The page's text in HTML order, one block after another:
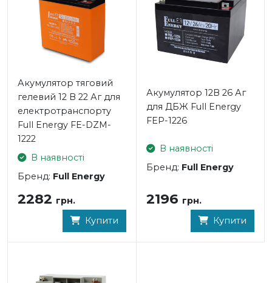
протипожежних системах тощо.
- Довга експлуатація: Не втрачає ємності протягом
тривалого терміну служби
- Продуктивність: Висока енергоємність та велика
Акумулятор тяговий
гелевий 12 В 22 Аг для
електротранспорту
Full Energy FE-DZM-
1222
В наявності
Бренд: Full Energy
2282 грн.
Купити
Акумулятор 12В 26 Аг
для ДБЖ Full Energy
FEP-1226
В наявності
Бренд: Full Energy
2196 грн.
Купити